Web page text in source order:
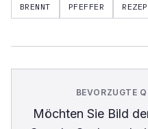
BRENNT PFEFFER
BEVORZUGTE
Möchten Sie Bild